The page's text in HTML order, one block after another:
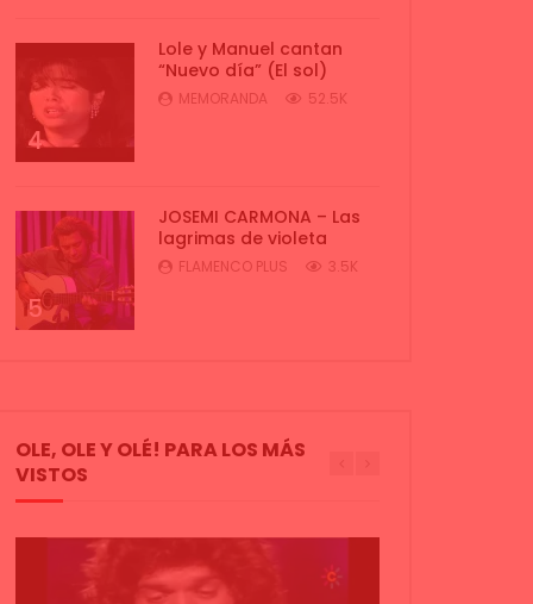
4
Lole y Manuel cantan
“Nuevo día” (El sol)
MEMORANDA 52.5K
5
JOSEMI CARMONA – Las
lagrimas de violeta
FLAMENCO PLUS 3.5K
OLE, OLE Y OLÉ! PARA LOS MÁS
VISTOS